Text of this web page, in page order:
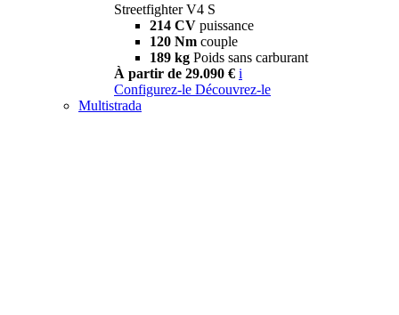
Streetfighter V4 S
214 CV puissance
120 Nm couple
189 kg Poids sans carburant
À partir de 29.090 € i
Configurez-le Découvrez-le
Multistrada